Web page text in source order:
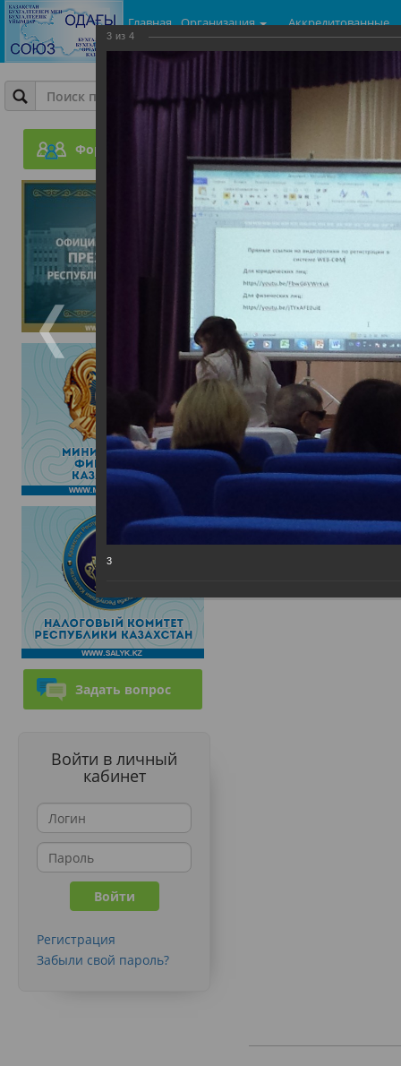
Главная Организация
Аккредитованные
центры
Форум
Задать вопрос
Войти в личный
кабинет
Регистрация
Забыли свой пароль?
Фотогалерея
3 из 4
3